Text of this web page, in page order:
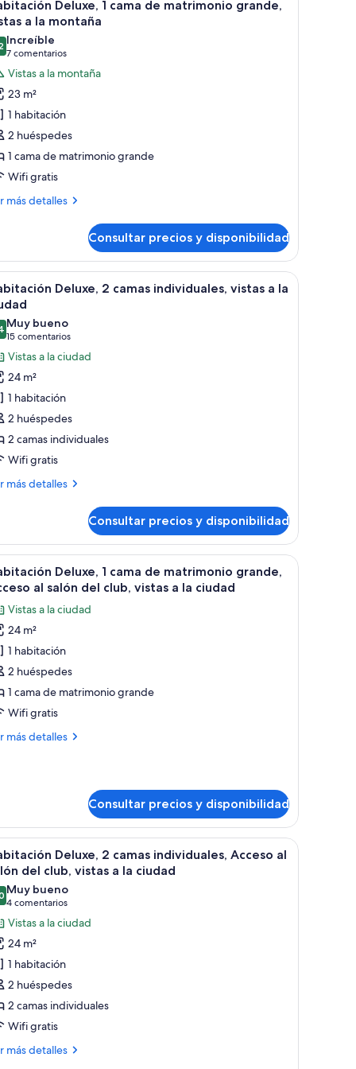
Deluxe, 1 cama de matrimonio grande,
a la montaña
de 10
Increíble
7 comentarios
(7 comentarios)
Vistas a la montaña
23 m²
1 habitación
2 huéspedes
1 cama de matrimonio grande
Wifi gratis
más detalles
Consultar precios y disponibilidad
y planta en maceta.
una silla, cama, televisor, espejo, ventana con vista a la montaña y
Habitación de hotel con escritorio de
2
Deluxe, 2 camas individuales, vistas a la
de 10
Muy bueno
15 comentarios
(15 comentarios)
Vistas a la ciudad
24 m²
1 habitación
2 huéspedes
2 camas individuales
Wifi gratis
más detalles
Consultar precios y disponibilidad
y planta en maceta.
una silla, cama, televisor, espejo, ventana con vista a la montaña y
Habitación de hotel con escritorio de
2
Deluxe, 1 cama de matrimonio grande,
al salón del club, vistas a la ciudad
Vistas a la ciudad
24 m²
1 habitación
2 huéspedes
1 cama de matrimonio grande
Wifi gratis
más detalles
Consultar precios y disponibilidad
y planta en maceta.
una silla, cama, televisor, espejo, ventana con vista a la montaña y
Habitación de hotel con escritorio de
2
Deluxe, 2 camas individuales, Acceso al
del club, vistas a la ciudad
de 10
Muy bueno
4 comentarios
(4 comentarios)
Vistas a la ciudad
24 m²
1 habitación
2 huéspedes
2 camas individuales
Wifi gratis
más detalles